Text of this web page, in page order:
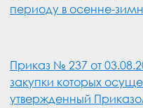
периоду в осенне-
Приказ № 237 от
закупки которых
утвержденный